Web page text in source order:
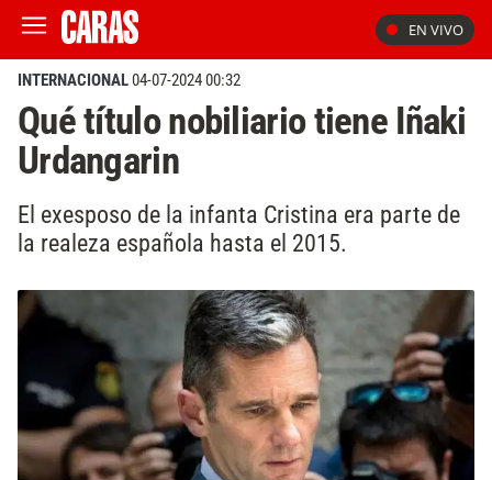
EN VIVO
INTERNACIONAL04-07-2024 00:32
Qué título nobiliario tiene Iñaki
Urdangarin
El exesposo de la infanta Cristina era parte de
la realeza española hasta el 2015.